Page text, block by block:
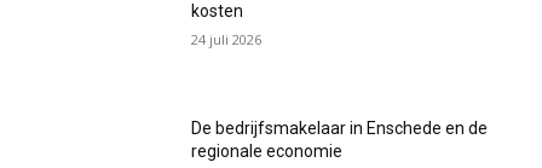
kosten
24 juli 2026
De bedrijfsmakelaar in Enschede en de
regionale economie